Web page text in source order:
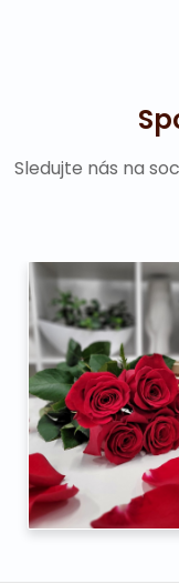
Sledujte nás na